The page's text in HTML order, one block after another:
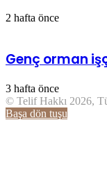
2 hafta önce
Genç orman
3 hafta önce
© Telif Hakkı 2026,
Başa dön tuşu